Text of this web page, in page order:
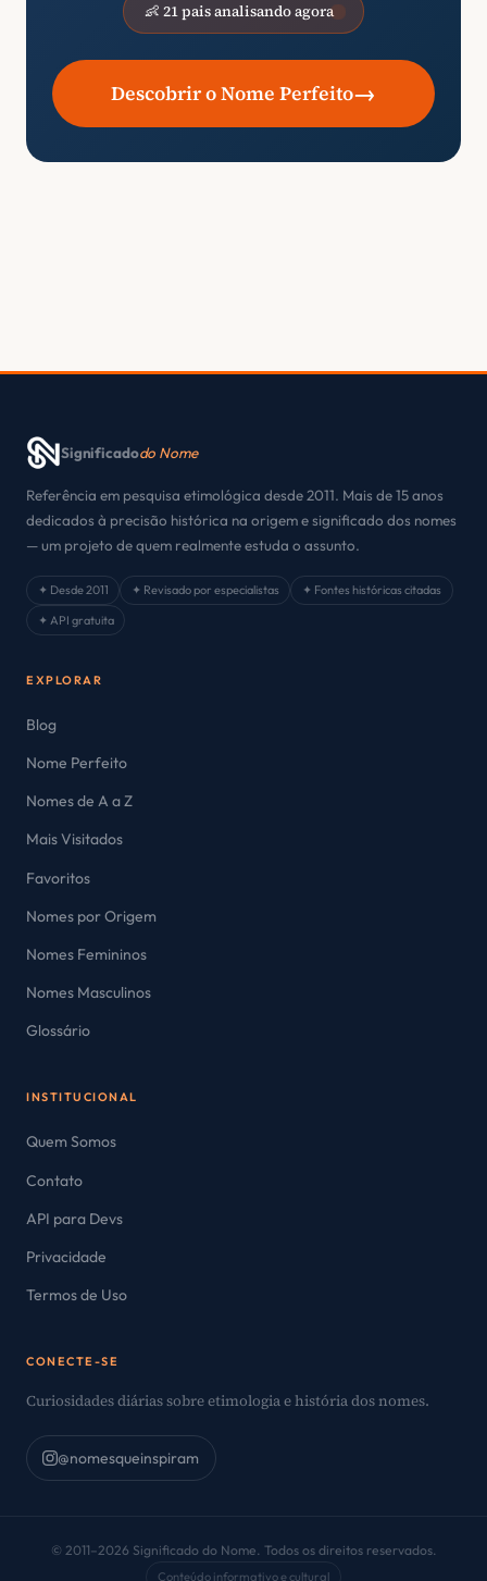
👶 21 pais analisando agora
Descobrir o Nome Perfeito→
Significadodo Nome
Referência em pesquisa etimológica desde 2011. Mais de 15 anos
dedicados à precisão histórica na origem e significado dos nomes
— um projeto de quem realmente estuda o assunto.
✦ Desde 2011 ✦ Revisado por especialistas
✦ Fontes históricas citadas
✦ API gratuita
EXPLORAR
Blog
Nome Perfeito
Nomes de A a Z
Mais Visitados
Favoritos
Nomes por Origem
Nomes Femininos
Nomes Masculinos
Glossário
INSTITUCIONAL
Quem Somos
Contato
API para Devs
Privacidade
Termos de Uso
CONECTE-SE
Curiosidades diárias sobre etimologia e história dos nomes.
@nomesqueinspiram
© 2011–2026 Significado do Nome. Todos os direitos reservados.
Conteúdo informativo e cultural